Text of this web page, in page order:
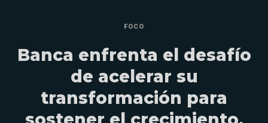
FOCO
Banca enfrenta el desafío
de acelerar su
transformación para